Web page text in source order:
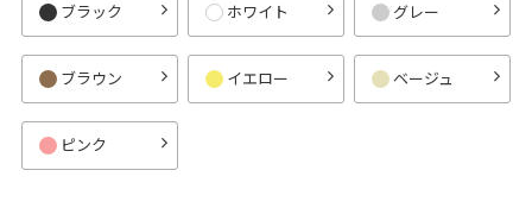
ブラック ホワイト グレー
ブラウン イエロー ベージュ
ピンク